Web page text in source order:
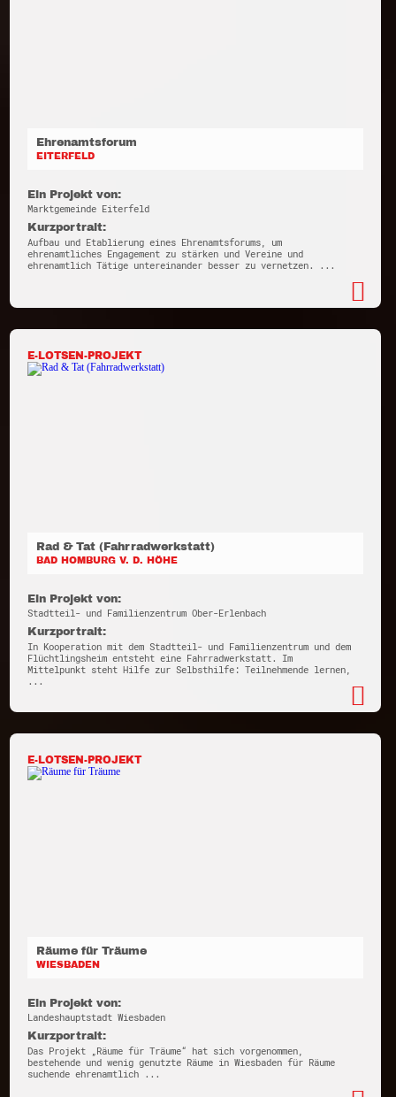
Ehrenamtsforum
EITERFELD
Ein Projekt von:
Marktgemeinde Eiterfeld
Kurzportrait:
Aufbau und Etablierung eines Ehrenamtsforums, um
ehrenamtliches Engagement zu stärken und Vereine und
ehrenamtlich Tätige untereinander besser zu vernetzen. ...
E-LOTSEN-PROJEKT
Rad & Tat (Fahrradwerkstatt)
BAD HOMBURG V. D. HÖHE
Ein Projekt von:
Stadtteil- und Familienzentrum Ober-Erlenbach
Kurzportrait:
In Kooperation mit dem Stadtteil- und Familienzentrum und dem
Flüchtlingsheim entsteht eine Fahrradwerkstatt. Im
Mittelpunkt steht Hilfe zur Selbsthilfe: Teilnehmende lernen,
...
E-LOTSEN-PROJEKT
Räume für Träume
WIESBADEN
Ein Projekt von:
Landeshauptstadt Wiesbaden
Kurzportrait:
Das Projekt „Räume für Träume“ hat sich vorgenommen,
bestehende und wenig genutzte Räume in Wiesbaden für Räume
suchende ehrenamtlich ...